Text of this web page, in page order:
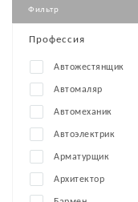
Фильтр
Профессия
Автожестянщик
Автомаляр
Автомеханик
Автоэлектрик
Арматурщик
Архитектор